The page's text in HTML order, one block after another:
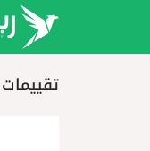
تقييمات Abdallah Gamal